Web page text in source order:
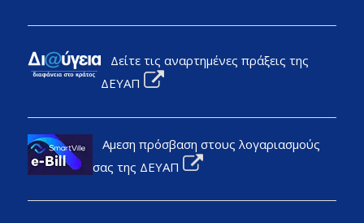
Δείτε τις αναρτημένες πράξεις της
ΔΕΥΑΠ
Αμεση πρόσβαση στους λογαριασμούς
σας της ΔΕΥΑΠ